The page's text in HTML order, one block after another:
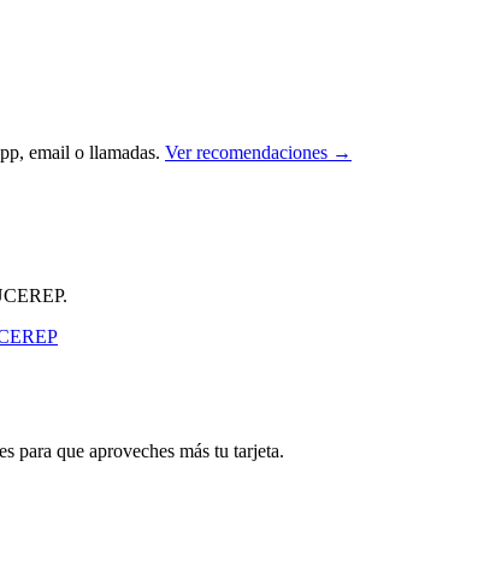
email o llamadas. Ver recomendaciones →
para que aproveches más tu tarjeta.